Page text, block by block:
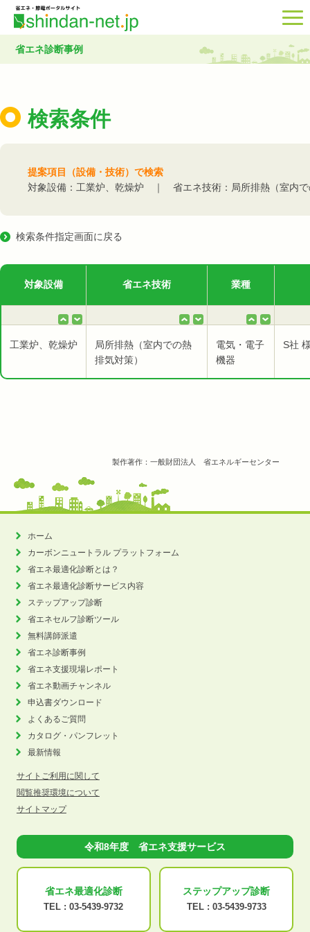
省エネ診断事例
検索条件
提案項目（設備・技術）で検索
対象設備：工業炉、乾燥炉 ｜ 省エネ技術：局所排熱（室内で
検索条件指定画面に戻る
対象設備 省エネ技術 業種
工業炉、乾燥炉
局所排熱（室内での熱
排気対策）
電気・電子
機器
S社
製作著作：一般財団法人 省エネルギーセンター
ホーム
カーボンニュートラル プラットフォーム
省エネ最適化診断とは？
省エネ最適化診断サービス内容
ステップアップ診断
省エネセルフ診断ツール
無料講師派遣
省エネ診断事例
省エネ支援現場レポート
省エネ動画チャンネル
申込書ダウンロード
よくあるご質問
カタログ・パンフレット
最新情報
サイトご利用に関して
閲覧推奨環境について
サイトマップ
令和8年度 省エネ支援サービス
省エネ最適化診断
TEL : 03-5439-9732
ステップアップ診断
TEL : 03-5439-9733